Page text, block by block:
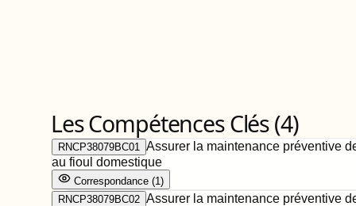
Les Compétences Clés (4)
RNCP38079BC01 Assurer la maintenance préventive
au fioul domestique
Correspondance (1)
RNCP38079BC02 Assurer la maintenance préventive